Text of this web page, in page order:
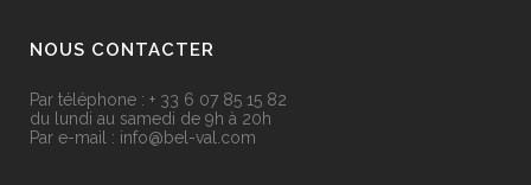
NOUS CONTACTER
Par téléphone : + 33 6 07 85 15 82
du lundi au samedi de 9h à 20h
Par e-mail : info@bel-val.com